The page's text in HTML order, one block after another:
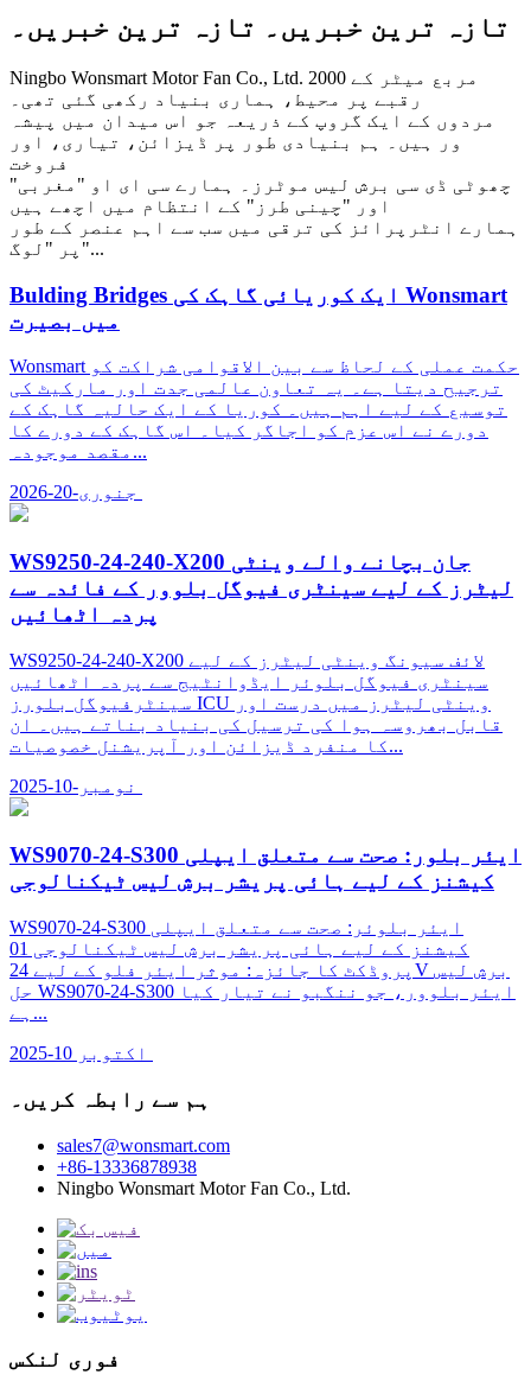
تازہ ترین خبریں۔ تازہ ترین خبریں۔
Ningbo Wonsmart Motor Fan Co., Ltd. 2000 مربع میٹر کے
رقبے پر محیط، ہماری بنیاد رکھی گئی تھی۔
مردوں کے ایک گروپ کے ذریعہ جو اس میدان میں پیشہ
ور ہیں۔ ہم بنیادی طور پر ڈیزائن، تیاری، اور
فروخت
چھوٹی ڈی سی برش لیس موٹرز۔ ہمارے سی ای او "مغربی"
اور "چینی طرز" کے انتظام میں اچھے ہیں
ہمارے انٹرپرائز کی ترقی میں سب سے اہم عنصر کے طور
پر "لوگ"...
Bulding Bridges ایک کوریائی گاہک کی Wonsmart
میں بصیرت
Wonsmart حکمت عملی کے لحاظ سے بین الاقوامی شراکت کو
ترجیح دیتا ہے۔ یہ تعاون عالمی جدت اور مارکیٹ کی
توسیع کے لیے اہم ہیں۔ کوریا کے ایک حالیہ گاہک کے
دورے نے اس عزم کو اجاگر کیا۔ اس گاہک کے دورے کا
مقصد موجودہ...
جنوری-20-2026
WS9250-24-240-X200 جان بچانے والے وینٹی
لیٹرز کے لیے سینٹری فیوگل بلوور کے فائدہ سے
پردہ اٹھائیں
WS9250-24-240-X200 لائف سیونگ وینٹی لیٹرز کے لیے
سینٹری فیوگل بلوئر ایڈوانٹیج سے پردہ اٹھائیں
سینٹرفیوگل بلورز ICU وینٹی لیٹرز میں درست اور
قابل بھروسہ ہوا کی ترسیل کی بنیاد بناتے ہیں۔ ان
کا منفرد ڈیزائن اور آپریشنل خصوصیات...
نومبر-10-2025
WS9070-24-S300 ایئر بلور: صحت سے متعلق ایپلی
کیشنز کے لیے ہائی پریشر برش لیس ٹیکنالوجی
WS9070-24-S300 ایئر بلوئر: صحت سے متعلق ایپلی
کیشنز کے لیے ہائی پریشر برش لیس ٹیکنالوجی 01
پروڈکٹ کا جائزہ: موثر ایئر فلو کے لیے 24V برش لیس
حل WS9070-24-S300 ایئر بلوور، جو ننگبو نے تیار کیا
ہے...
اکتوبر 10-2025
ہم سے رابطہ کریں۔
sales7@wonsmart.com
+86-13336878938
Ningbo Wonsmart Motor Fan Co., Ltd.
فوری لنکس